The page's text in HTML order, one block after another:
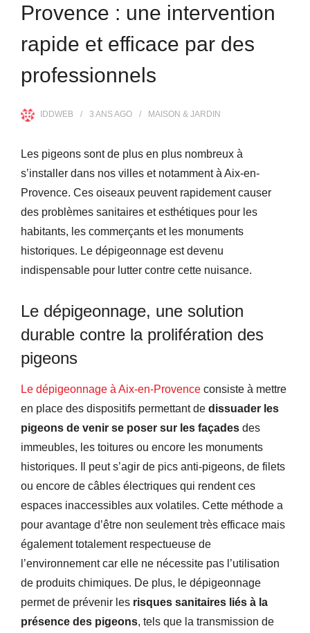
Provence : une intervention
rapide et efficace par des
professionnels
IDDWEB 3 ANSAGO MAISON & JARDIN
Les pigeons sont de plus en plus nombreux à
s’installer dans nos villes et notamment à Aix-en-
Provence. Ces oiseaux peuvent rapidement causer
des problèmes sanitaires et esthétiques pour les
habitants, les commerçants et les monuments
historiques. Le dépigeonnage est devenu
indispensable pour lutter contre cette nuisance.
Le dépigeonnage, une solution
durable contre la prolifération des
pigeons
Le dépigeonnage à Aix-en-Provence consiste à mettre
en place des dispositifs permettant de dissuader les
pigeons de venir se poser sur les façades des
immeubles, les toitures ou encore les monuments
historiques. Il peut s’agir de pics anti-pigeons, de filets
ou encore de câbles électriques qui rendent ces
espaces inaccessibles aux volatiles. Cette méthode a
pour avantage d’être non seulement très efficace mais
également totalement respectueuse de
l’environnement car elle ne nécessite pas l’utilisation
de produits chimiques. De plus, le dépigeonnage
permet de prévenir les risques sanitaires liés à la
présence des pigeons, tels que la transmission de